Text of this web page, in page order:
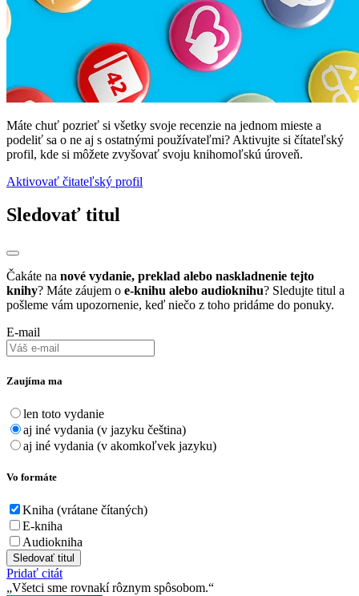
Máte chuť pozrieť si všetky svoje recenzie na jednom mieste a
podeliť sa o ne aj s ostatnými používateľmi? Aktivujte si čítateľský
profil, kde si môžete zvyšovať svoju knihomoľskú úroveň.
Aktivovať čitateľský profil
Sledovať titul
Čakáte na nové vydanie, preklad alebo naskladnenie tejto
knihy? Máte záujem o e-knihu alebo audioknihu? Sledujte titul a
pošleme vám upozornenie, keď niečo z toho pridáme do ponuky.
E-mail
Zaujíma ma
len toto vydanie
aj iné vydania (v jazyku čeština)
aj iné vydania (v akomkoľvek jazyku)
Vo formáte
Kniha (vrátane čítaných)
E-kniha
Audiokniha
Sledovať titul
Pridať citát
Všetci sme rovnakí rôznym spôsobom.